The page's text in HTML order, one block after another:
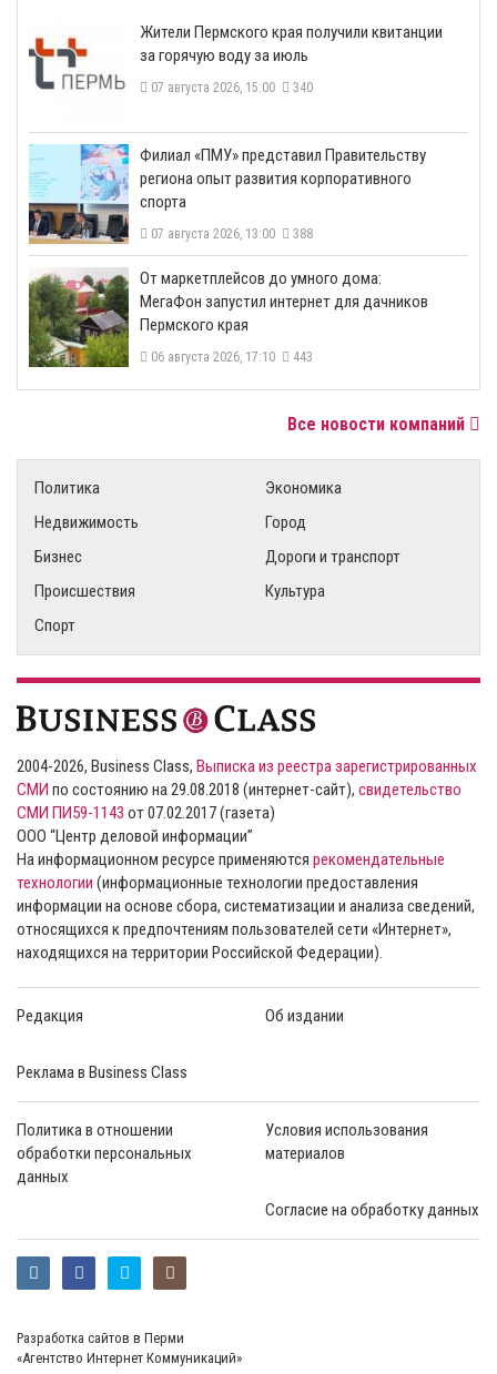
​Жители Пермского края получили квитанции
за горячую воду за июль
07 августа 2026, 15:00 340
​Филиал «ПМУ» представил Правительству
региона опыт развития корпоративного
спорта
07 августа 2026, 13:00 388
От маркетплейсов до умного дома:
МегаФон запустил интернет для дачников
Пермского края
06 августа 2026, 17:10 443
Все новости компаний
Политика
Экономика
Недвижимость
Город
Бизнес
Дороги и транспорт
Происшествия
Культура
Спорт
2004-2026, Business Class, Выписка из реестра зарегистрированных
СМИ по состоянию на 29.08.2018 (интернет-сайт), свидетельство
СМИ ПИ59-1143 от 07.02.2017 (газета)
ООО “Центр деловой информации”
На информационном ресурсе применяются рекомендательные
технологии (информационные технологии предоставления
информации на основе сбора, систематизации и анализа сведений,
относящихся к предпочтениям пользователей сети «Интернет»,
находящихся на территории Российской Федерации).
Редакция Об издании
Реклама в Business Class
Политика в отношении
обработки персональных
данных
Условия использования
материалов
Согласие на обработку данных
Разработка сайтов в Перми
«Агентство Интернет Коммуникаций»